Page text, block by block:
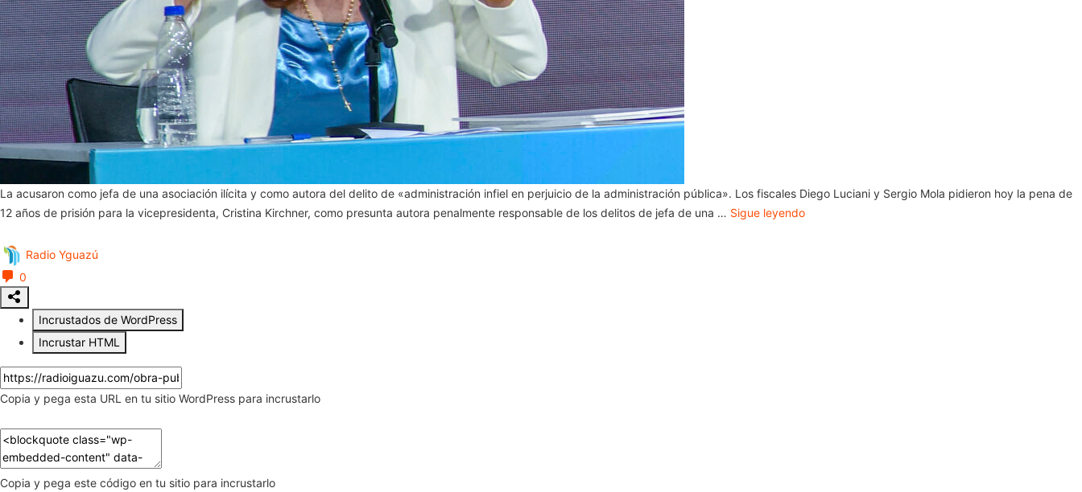
La acusaron como jefa de una asociación ilícita y como autora del delito de «administración infiel en perjuicio de la administración pública». Los fiscales Diego Luciani y Sergio Mola pidieron hoy la pena de
12 años de prisión para la vicepresidenta, Cristina Kirchner, como presunta autora penalmente responsable de los delitos de jefa de una … Sigue leyendo
Radio Yguazú
0
Incrustados de WordPress
Incrustar HTML
Copia y pega esta URL en tu sitio WordPress para incrustarlo
Copia y pega este código en tu sitio para incrustarlo